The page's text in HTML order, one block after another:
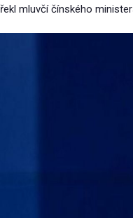
řekl mluvčí čínského